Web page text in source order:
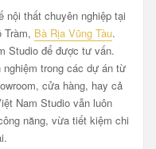
nội thất chuyên nghiệp tại
Tràm, Bà Rịa Vũng Tàu.
Studio để được tư vấn.
trong các dự án từ
cửa hàng, hay cả
Nam Studio vẫn luôn
năng, vừa tiết kiệm chi